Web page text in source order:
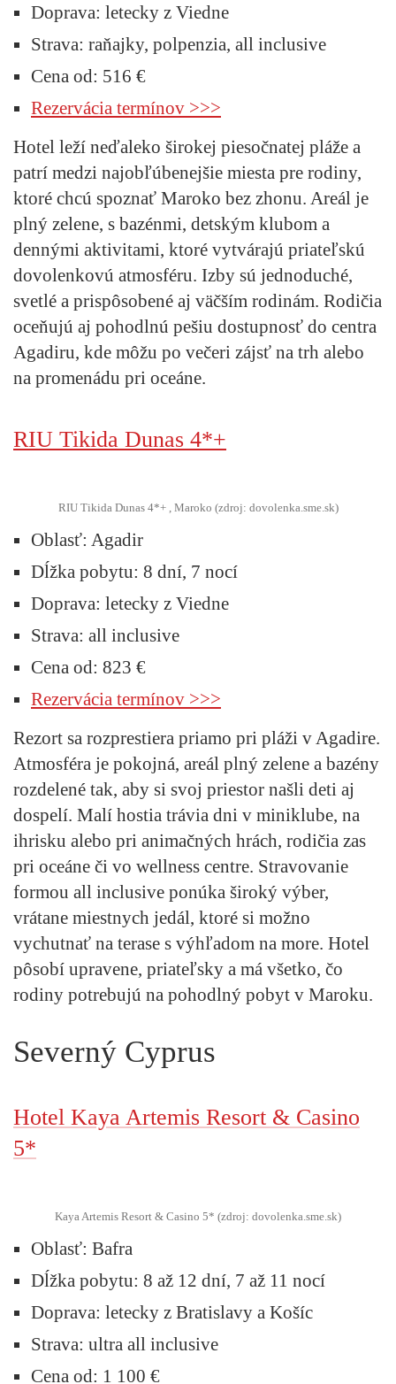
Doprava: letecky z Viedne
Strava: raňajky, polpenzia, all inclusive
Cena od: 516 €
Rezervácia termínov >>>
Hotel leží neďaleko širokej piesočnatej pláže a
patrí medzi najobľúbenejšie miesta pre rodiny,
ktoré chcú spoznať Maroko bez zhonu. Areál je
plný zelene, s bazénmi, detským klubom a
dennými aktivitami, ktoré vytvárajú priateľskú
dovolenkovú atmosféru. Izby sú jednoduché,
svetlé a prispôsobené aj väčším rodinám. Rodičia
oceňujú aj pohodlnú pešiu dostupnosť do centra
Agadiru, kde môžu po večeri zájsť na trh alebo
na promenádu pri oceáne.
RIU Tikida Dunas 4*+
RIU Tikida Dunas 4*+ , Maroko (zdroj: dovolenka.sme.sk)
Oblasť: Agadir
Dĺžka pobytu: 8 dní, 7 nocí
Doprava: letecky z Viedne
Strava: all inclusive
Cena od: 823 €
Rezervácia termínov >>>
Rezort sa rozprestiera priamo pri pláži v Agadire.
Atmosféra je pokojná, areál plný zelene a bazény
rozdelené tak, aby si svoj priestor našli deti aj
dospelí. Malí hostia trávia dni v miniklube, na
ihrisku alebo pri animačných hrách, rodičia zas
pri oceáne či vo wellness centre. Stravovanie
formou all inclusive ponúka široký výber,
vrátane miestnych jedál, ktoré si možno
vychutnať na terase s výhľadom na more. Hotel
pôsobí upravene, priateľsky a má všetko, čo
rodiny potrebujú na pohodlný pobyt v Maroku.
Severný Cyprus
Hotel Kaya Artemis Resort & Casino
5*
Kaya Artemis Resort & Casino 5* (zdroj: dovolenka.sme.sk)
Oblasť: Bafra
Dĺžka pobytu: 8 až 12 dní, 7 až 11 nocí
Doprava: letecky z Bratislavy a Košíc
Strava: ultra all inclusive
Cena od: 1 100 €